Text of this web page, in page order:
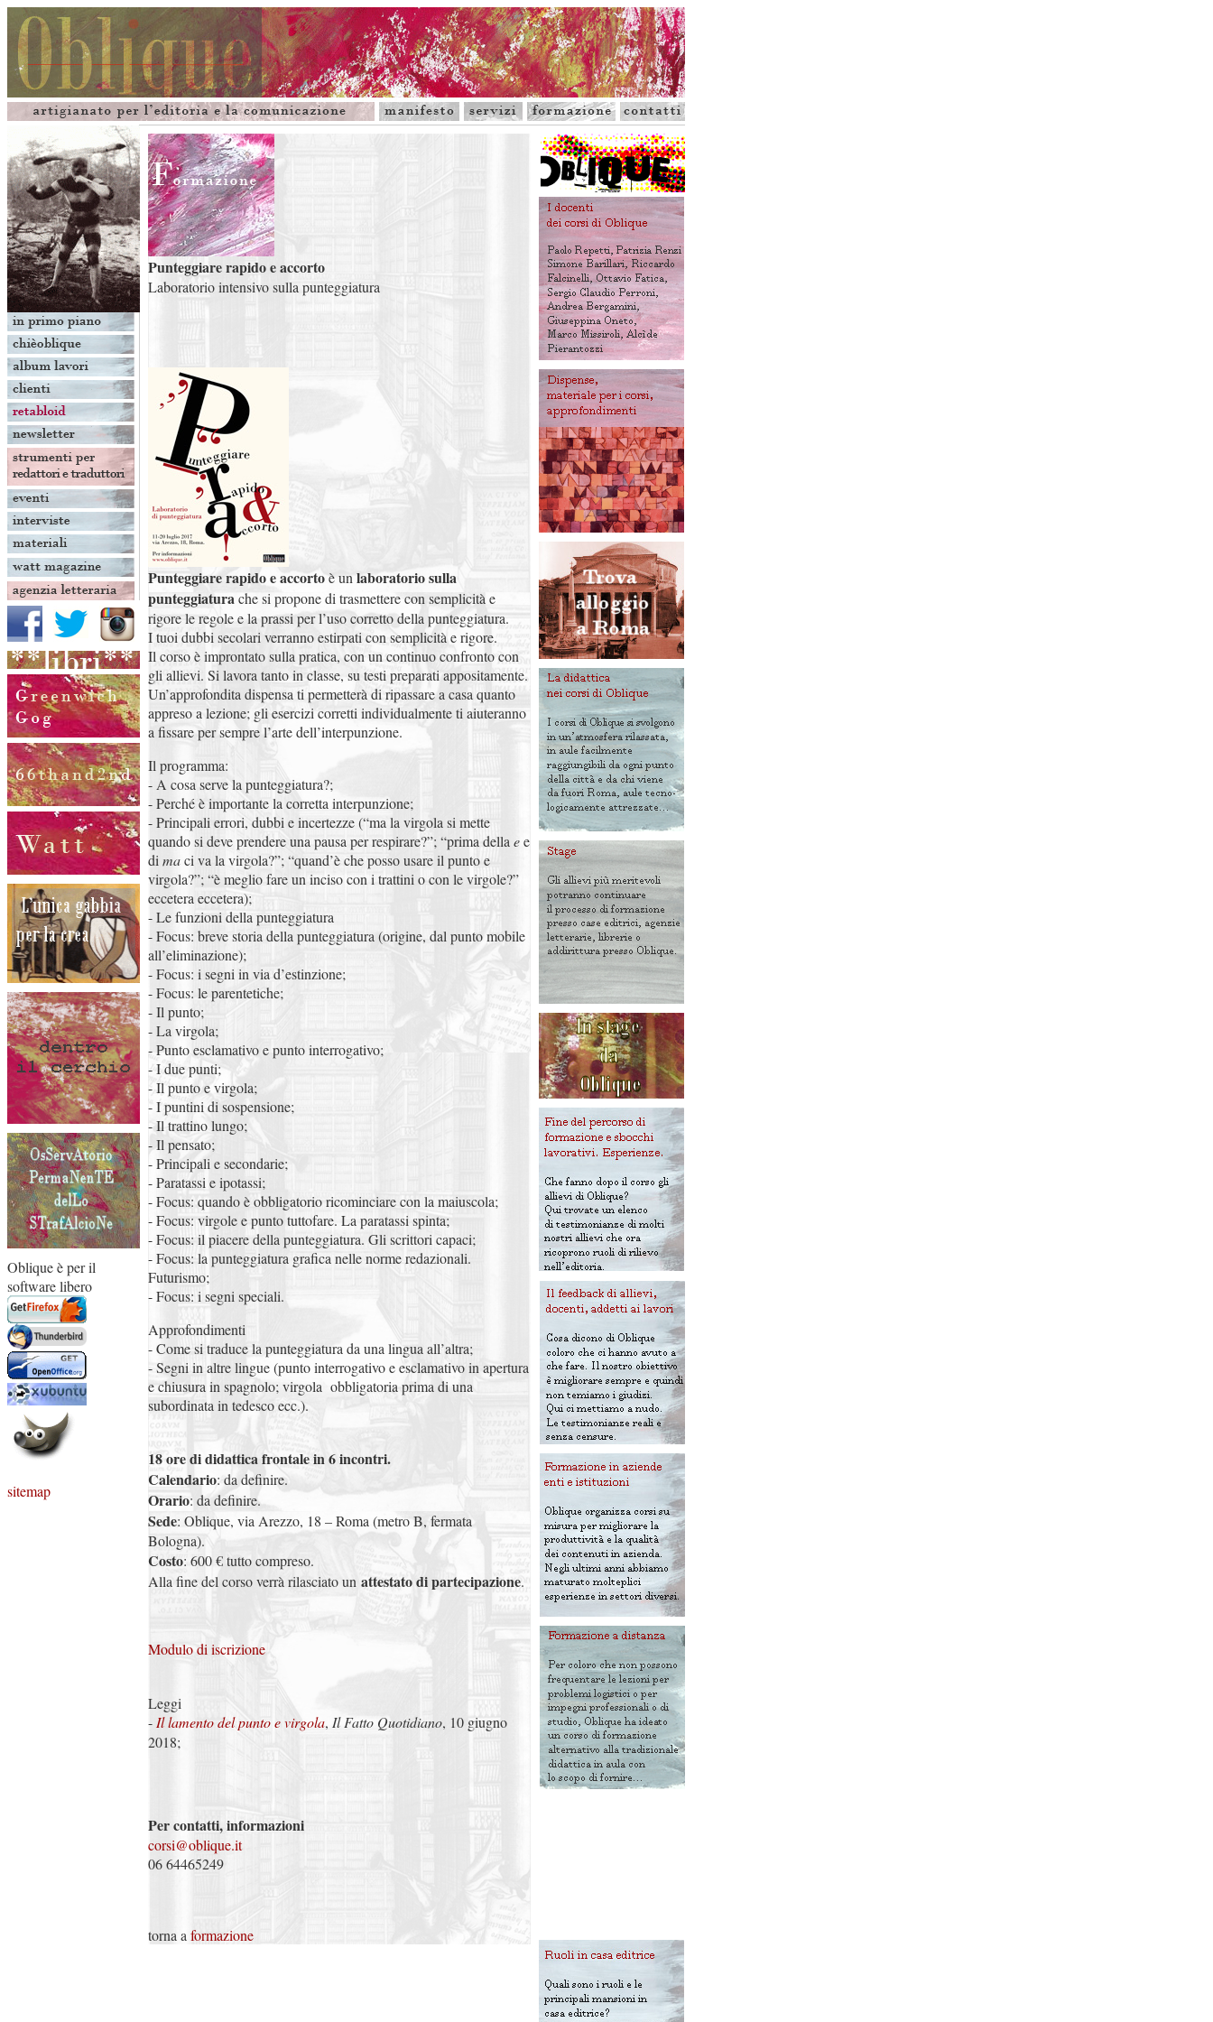
Oblique è per il
software libero
sitemap
Punteggiare rapido e accorto
Laboratorio intensivo sulla punteggiatura
Punteggiare rapido e accortoè un laboratorio sulla
punteggiaturache si propone di trasmettere con semplicità e
rigore le regole e la prassi per l’uso corretto della punteggiatura.
I tuoi dubbi secolari verranno estirpati con semplicità e rigore.
Il corso è improntato sulla pratica, con un continuo confronto con
gli allievi. Si lavora tanto in classe, su testi preparati appositamente.
Un’approfondita dispensa ti permetterà di ripassare a casa quanto
appreso a lezione; gli esercizi corretti individualmente ti aiuteranno
a fissare per sempre l’arte dell’interpunzione.
Il programma:
- A cosa serve la punteggiatura?;
- Perché è importante la corretta interpunzione;
- Principali errori, dubbi e incertezze (“ma la virgola si mette
quando si deve prendere una pausa per respirare?”; “prima della ee
di maci va la virgola?”; “quand’è che posso usare il punto e
virgola?”; “è meglio fare un inciso con i trattini o con le virgole?”
eccetera eccetera);
- Le funzioni della punteggiatura
- Focus: breve storia della punteggiatura (origine, dal punto mobile
all’eliminazione);
- Focus: i segni in via d’estinzione;
- Focus: le parentetiche;
- Il punto;
- La virgola;
- Punto esclamativo e punto interrogativo;
- I due punti;
- Il punto e virgola;
- I puntini di sospensione;
- Il trattino lungo;
- Il pensato;
- Principali e secondarie;
- Paratassi e ipotassi;
- Focus: quando è obbligatorio ricominciare con la maiuscola;
- Focus: virgole e punto tuttofare. La paratassi spinta;
- Focus: il piacere della punteggiatura. Gli scrittori capaci;
- Focus: la punteggiatura grafica nelle norme redazionali.
Futurismo;
- Focus: i segni speciali.
Approfondimenti
- Come si traduce la punteggiatura da una lingua all’altra;
- Segni in altre lingue (punto interrogativo e esclamativo in apertura
e chiusura in spagnolo; virgola obbligatoria prima di una
subordinata in tedesco ecc.).
18 ore di didattica frontale in 6 incontri.
Calendario: da definire.
Orario: da definire.
Sede: Oblique, via Arezzo, 18 – Roma (metro B, fermata
Bologna).
Costo: 600 € tutto compreso.
Alla fine del corso verrà rilasciato un attestato di partecipazione.
Modulo di iscrizione
Leggi
- Il lamento del punto e virgola, Il Fatto Quotidiano, 10 giugno
2018;
Per contatti, informazioni
corsi@oblique.it
06 64465249
torna a formazione